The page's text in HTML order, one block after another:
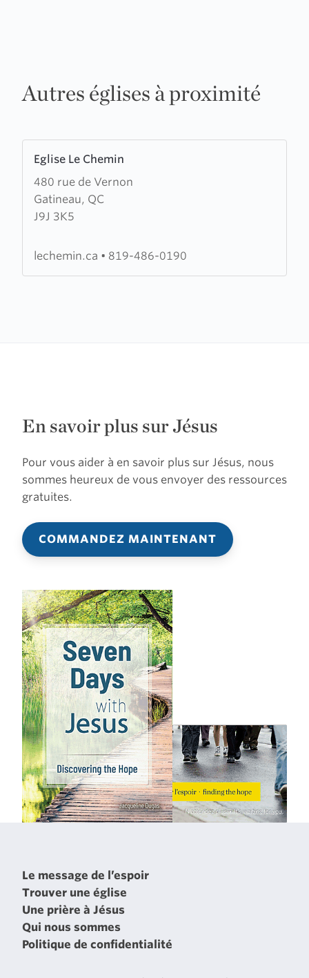
Autres églises à proximité
Eglise Le Chemin
480 rue de Vernon
Gatineau, QC
J9J 3K5
more
about
Eglise
lechemin.ca • 819-486-0190
En savoir plus sur Jésus
Pour vous aider à en savoir plus sur Jésus, nous
sommes heureux de vous envoyer des ressources
gratuites.
COMMANDEZ MAINTENANT
Le message de l’espoir
Trouver une église
Une prière à Jésus
Qui nous sommes
Politique de confidentialité